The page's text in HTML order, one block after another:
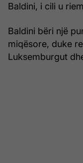
Baldini, i cili u
Baldini bëri një
miqësore, duke
Luksemburgut